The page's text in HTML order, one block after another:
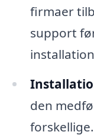
firmaer
support
den